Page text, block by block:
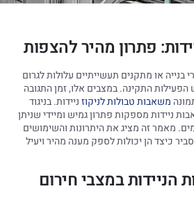
פתרון מהיר להצפות
או מתקנים תעשייתיים עלולות לגרום
התקינה. במצבים אלו, זמן התגובה
משאבות טבולות לניקוזניידות. בניגוד
ניידות מספקות פתרון גמיש ומיידי שניתן
מאמר זה מציג את היתרונות והשימושים
כיצד הן יכולות לספק מענה מהיר ויעיל
הניידות במצבי חירום